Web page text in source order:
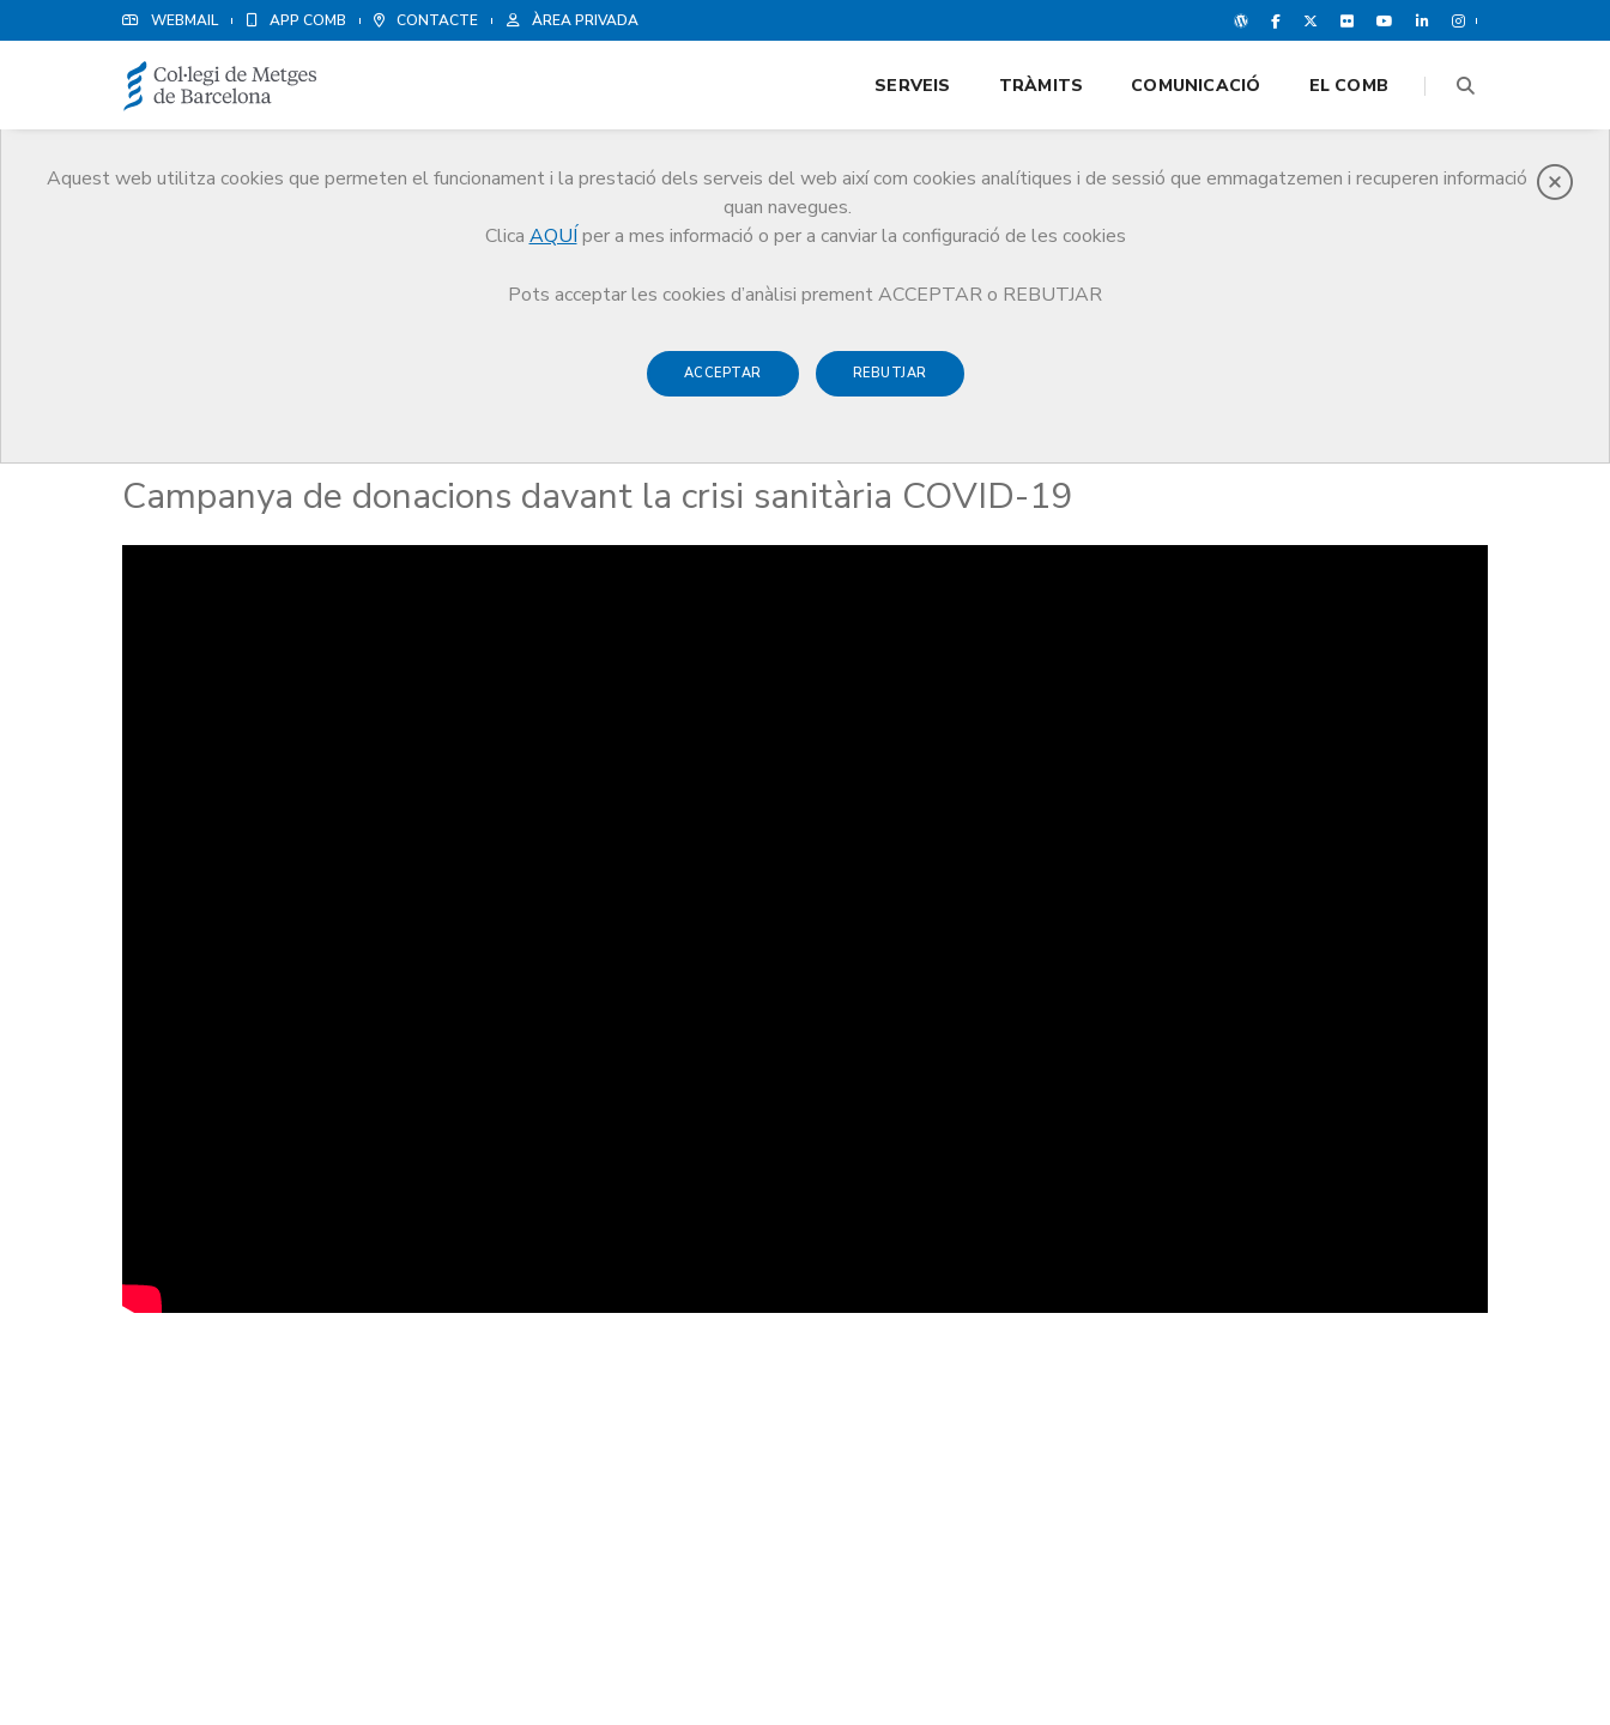
WEBMAIL APP COMB CONTACTE ÀREA PRIVADA
Aquest web utilitza cookies que permeten el funcionament i la prestació dels serveis del web així com cookies analítiques i de sessió que emmagatzemen i recuperen informació
quan navegues.
Clica AQUÍ per a mes informació o per a canviar la configuració de les cookies
Pots acceptar les cookies d’anàlisi prement ACCEPTAR o REBUTJAR
ACCEPTAR REBUTJAR
SERVEIS TRÀMITS COMUNICACIÓ EL COMB
#ElCoMBActua
Campanya de donacions davant la crisi sanitària COVID-19